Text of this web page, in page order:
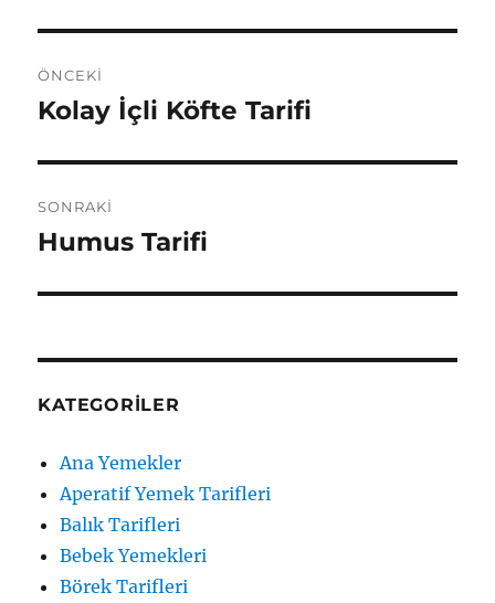
gezinmesi
ÖNCEKI
Önceki
Kolay İçli Köfte Tarifi
SONRAKI
Sonraki
Humus Tarifi
KATEGORILER
Ana Yemekler
Aperatif Yemek Tarifleri
Balık Tarifleri
Bebek Yemekleri
Börek Tarifleri